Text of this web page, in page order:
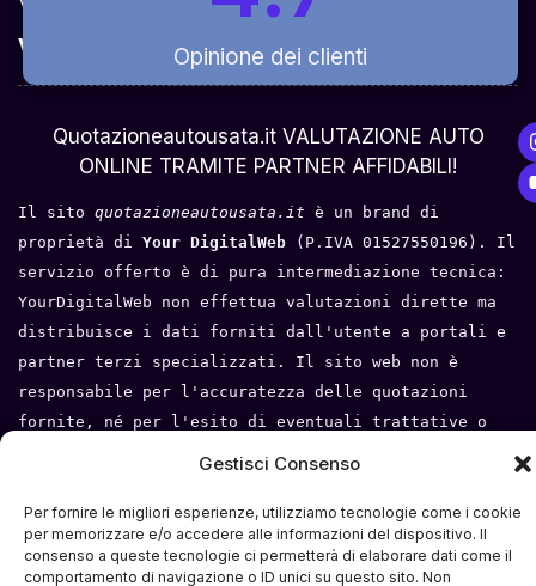
Gestisci Consenso
Per fornire le migliori esperienze, utilizziamo tecnologie come i cookie
per memorizzare e/o accedere alle informazioni del dispositivo. Il
consenso a queste tecnologie ci permetterà di elaborare dati come il
comportamento di navigazione o ID unici su questo sito. Non
Valuta Per ModelloOpinione dei clienti
Quotazioneautousata.it VALUTAZIONE AUTO
ONLINE TRAMITE PARTNER AFFIDABILI!
Il sito quotazioneautousata.it è un brand di
proprietà di Your DigitalWeb
(P.IVA 01527550196). Il
servizio offerto è di pura intermediazione tecnica:
YourDigitalWeb non effettua valutazioni dirette ma
distribuisce i dati forniti dall'utente a portali e
partner terzi specializzati. Il sito web non è
responsabile per l'accuratezza delle quotazioni
fornite, né per l'esito di eventuali trattative o
Privacy Policy - Cookie Policy
Condizioni del
servizio - Mappa del sito